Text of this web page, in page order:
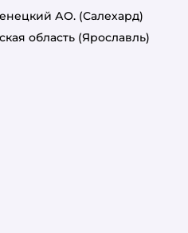
АО. (Салехард)
область (Ярославль)